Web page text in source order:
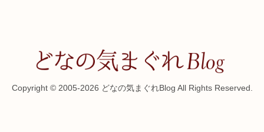
Copyright © 2005-2026 どなの気まぐれBlog All Rights Reserved.